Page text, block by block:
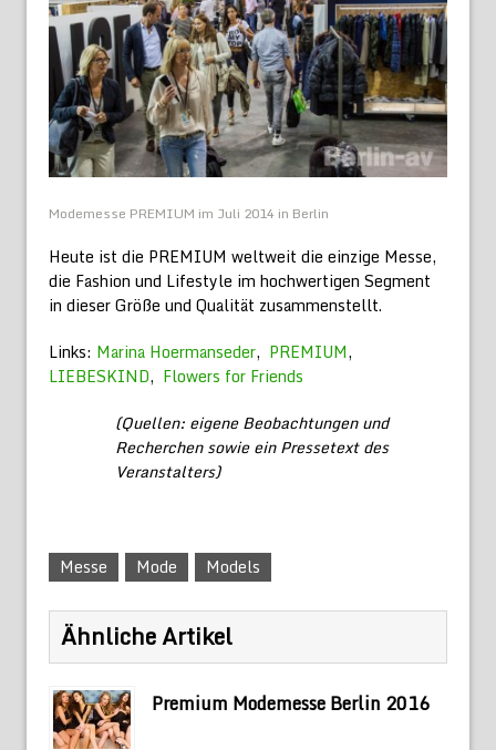
Modemesse PREMIUM im Juli 2014 in Berlin
Heute ist die PREMIUM weltweit die einzige Messe,
die Fashion und Lifestyle im hochwertigen Segment
in dieser Größe und Qualität zusammenstellt.
Links: Marina Hoermanseder, PREMIUM,
LIEBESKIND, Flowers for Friends
(Quellen: eigene Beobachtungen und
Recherchen sowie ein Pressetext des
Veranstalters)
Messe Mode Models
Ähnliche Artikel
Premium Modemesse Berlin 2016